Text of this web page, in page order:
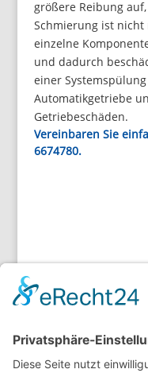
größere Reibung
Schmierung ist
einzelne
und dadurch
einer
Automatikgetriebe
Getriebeschäden.
Vereinbaren Sie
6674780.